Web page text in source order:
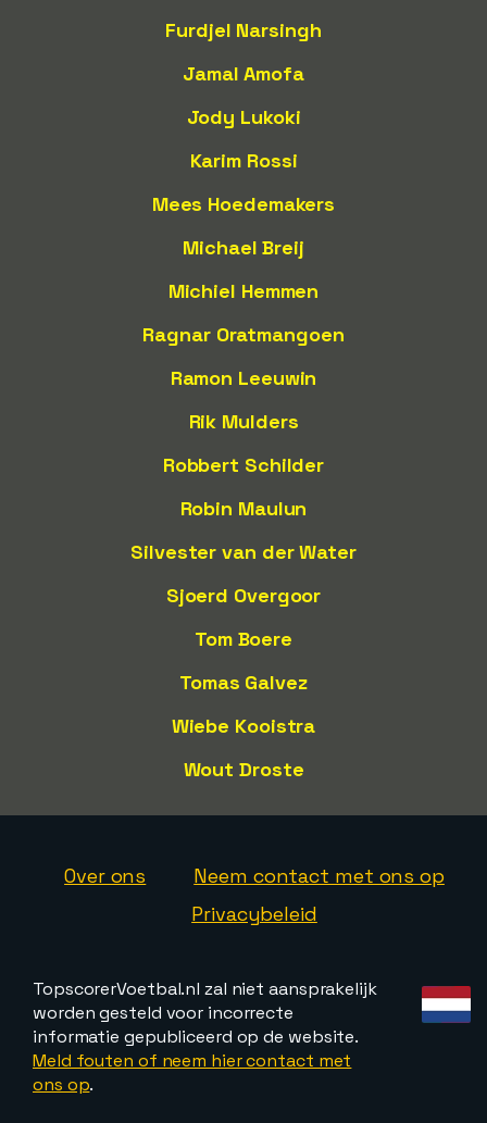
Furdjel Narsingh
Jamal Amofa
Jody Lukoki
Karim Rossi
Mees Hoedemakers
Michael Breij
Michiel Hemmen
Ragnar Oratmangoen
Ramon Leeuwin
Rik Mulders
Robbert Schilder
Robin Maulun
Silvester van der Water
Sjoerd Overgoor
Tom Boere
Tomas Galvez
Wiebe Kooistra
Wout Droste
Over ons
Neem contact met ons op
Privacybeleid
TopscorerVoetbal.nl zal niet aansprakelijk
worden gesteld voor incorrecte
informatie gepubliceerd op de website.
Meld fouten of neem hier contact met
ons op.